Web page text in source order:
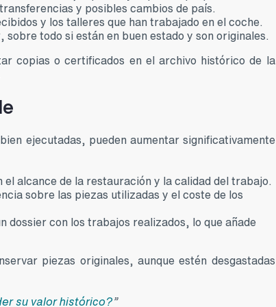
y posibles cambios de país.
y los talleres que han trabajado en el coche.
sobre todo si están en buen estado y son originales.
copias o certificados en el archivo histórico de la
ejecutadas, pueden aumentar significativamente
el alcance de la restauración y la calidad del trabajo.
sobre las piezas utilizadas y el coste de los
dossier con los trabajos realizados, lo que añade
piezas originales, aunque estén desgastadas
su valor histórico?”